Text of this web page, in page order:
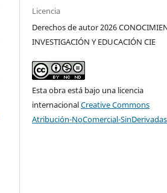
Licencia
Derechos de autor 2026
INVESTIGACIÓN Y EDUCACIÓN CIE
Esta obra está bajo una licencia
internacionalCreative Commons
Atribución-NoComercial-